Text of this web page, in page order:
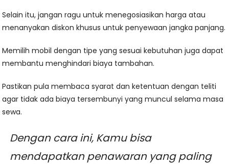
Selain itu, jangan ragu untuk menegosiasikan harga atau
menanyakan diskon khusus untuk penyewaan jangka panjang.
Memilih mobil dengan tipe yang sesuai kebutuhan juga dapat
membantu menghindari biaya tambahan.
Pastikan pula membaca syarat dan ketentuan dengan teliti
agar tidak ada biaya tersembunyi yang muncul selama masa
sewa.
Dengan cara ini, Kamu bisa
mendapatkan penawaran yang paling